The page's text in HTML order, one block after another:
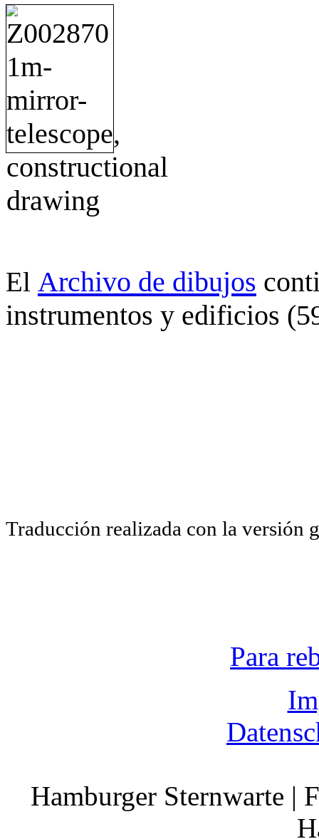
El Archivo de dibujos
instrumentos y edificios
Traducción realizada con la versión
Para
Hamburger Sternwarte |